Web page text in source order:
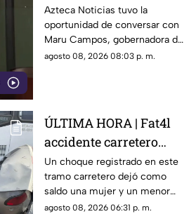
para la libertad de
expresión
Azteca Noticias tuvo la
oportunidad de conversar con
Maru Campos, gobernadora de
Chihuahua, quien habló sobre
para la libertad de expresión
agosto 08, 2026 08:03 p. m.
ÚLTIMA HORA | Fat4l
accidente carretero
deja una mujer y un
niño mu3rtos en San
Juan del Río
Un choque registrado en este
tramo carretero dejó como
saldo una mujer y un menor
sin vida, además de una
agosto 08, 2026 06:31 p. m.